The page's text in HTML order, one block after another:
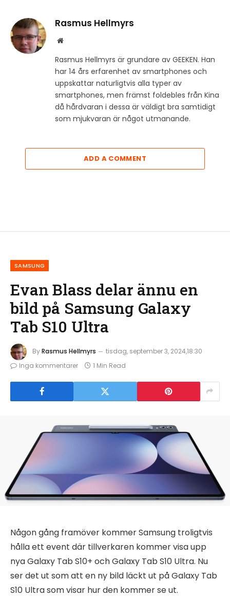
Rasmus Hellmyrs
Website
Rasmus Hellmyrs är grundare av GEEKEN. Han
har 14 års erfarenhet av smartphones och
uppskattar naturligtvis alla typer av
smartphones, men främst foldebles från Kina
då hårdvaran i dessa är väldigt bra samtidigt
som mjukvaran är något utmanande.
ADD A COMMENT
SAMSUNG
Evan Blass delar ännu en
bild på Samsung Galaxy
Tab S10 Ultra
ByRasmus Hellmyrs
tisdag, september 3, 2024,18:30
Inga kommentarer
1 Min Read
Någon gång framöver kommer Samsung troligtvis
hålla ett event där tillverkaren kommer visa upp
nya Galaxy Tab S10+ och Galaxy Tab S10 Ultra. Nu
ser det ut som att en ny bild läckt ut på Galaxy Tab
S10 Ultra som visar hur den kommer se ut.